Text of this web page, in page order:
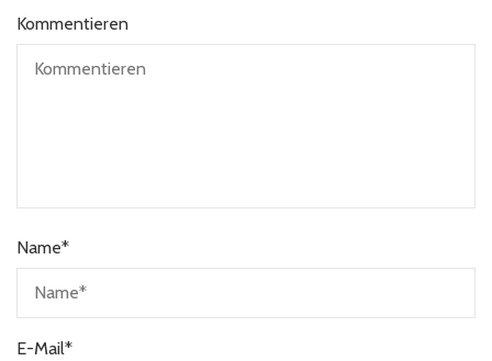
Kommentieren
Name*
E-Mail*